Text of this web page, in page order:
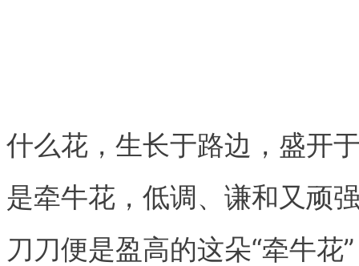
什么花，生长于路边，盛开
是牵牛花，低调、谦和又顽
刀刀便是盈高的这朵“牵牛